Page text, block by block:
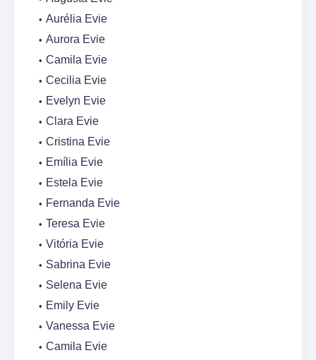
Aurélia Evie
Aurora Evie
Camila Evie
Cecilia Evie
Evelyn Evie
Clara Evie
Cristina Evie
Emília Evie
Estela Evie
Fernanda Evie
Teresa Evie
Vitória Evie
Sabrina Evie
Selena Evie
Emily Evie
Vanessa Evie
Camila Evie